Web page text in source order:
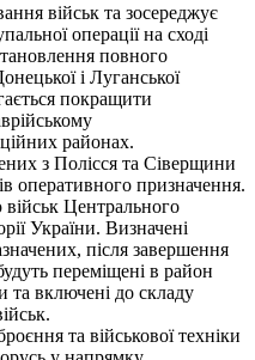
військ та зосереджує
операції на сході
повного
і Луганської
покращити
районах.
з Полісся та Сіверщини
оперативного призначення.
Центрального
України. Визначені
після завершення
переміщені в район
та включені до складу
та військової техніки